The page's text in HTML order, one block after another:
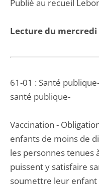
Publié au recueil
Lecture du
61-01 : Santé
santé publique-
Vaccination -
enfants de moins de
les personnes tenues
puissent y satisfaire
soumettre leur enfant